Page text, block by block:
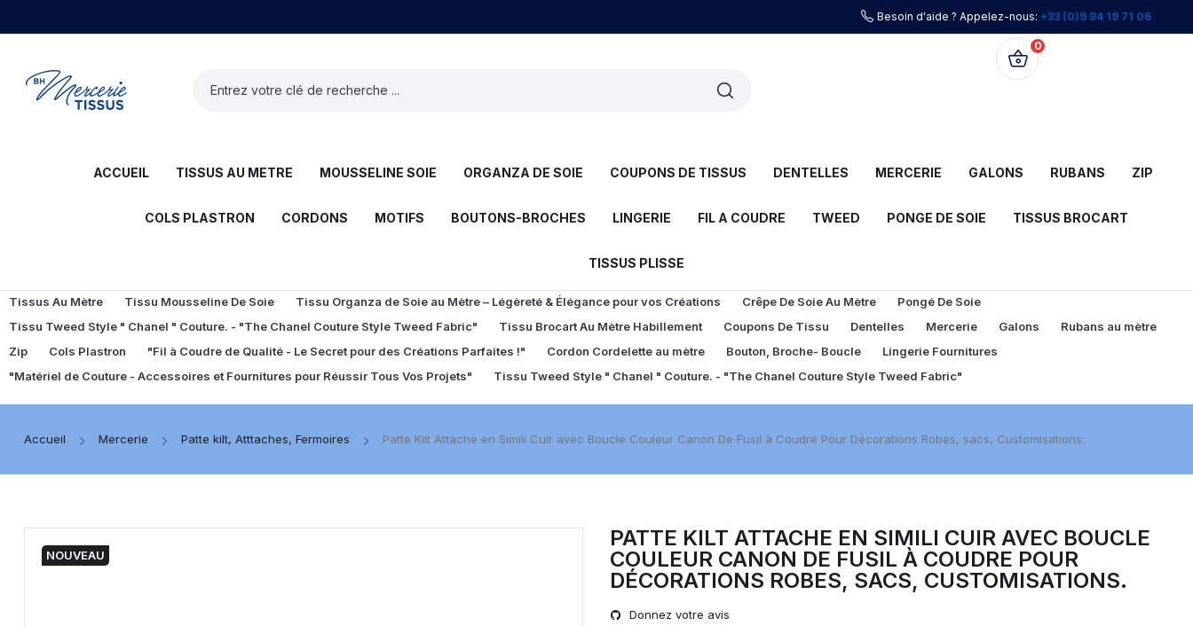
Besoin d'aide ? Appelez-nous: +33 (0)9 84 19 71 06
0
ACCUEIL TISSUS AU METRE MOUSSELINE SOIE ORGANZA DE SOIE COUPONS DE TISSUS DENTELLES MERCERIE GALONS RUBANS ZIP
COLS PLASTRON CORDONS MOTIFS BOUTONS-BROCHES LINGERIE FIL A COUDRE TWEED PONGE DE SOIE TISSUS BROCART
TISSUS PLISSE
Tissus Au Mètre Tissu Mousseline De Soie Tissu Organza de Soie au Mètre – Légèreté & Élégance pour vos Créations Crêpe De Soie Au Mètre
Pongé De Soie
Tissu Tweed Style " Chanel " Couture. - "The Chanel Couture Style Tweed Fabric"
Tissu Brocart Au Mètre Habillement Coupons De Tissu Dentelles Mercerie Galons
Rubans au mètre
Zip
Cols Plastron "Fil à Coudre de Qualité - Le Secret pour des Créations Parfaites !" Cordon Cordelette au mètre Bouton, Broche- Boucle
Lingerie Fournitures
"Matériel de Couture - Accessoires et Fournitures pour Réussir Tous Vos Projets"
Tissu Tweed Style " Chanel " Couture. - "The Chanel Couture Style Tweed Fabric"
Accueil Mercerie Patte kilt, Atttaches, Fermoires Patte Kilt Attache en Simili Cuir avec Boucle Couleur Canon De Fusil à Coudre Pour Décorations Robes, sacs, Customisations.
NOUVEAU
PATTE KILT ATTACHE EN SIMILI CUIR AVEC BOUCLE
COULEUR CANON DE FUSIL À COUDRE POUR
DÉCORATIONS ROBES, SACS, CUSTOMISATIONS.
Donnez votre avis